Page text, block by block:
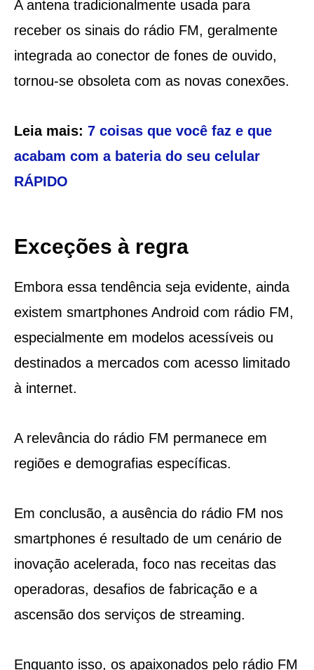
A antena tradicionalmente usada para
receber os sinais do rádio FM, geralmente
integrada ao conector de fones de ouvido,
tornou-se obsoleta com as novas conexões.
Leia mais: 7 coisas que você faz e que
acabam com a bateria do seu celular
RÁPIDO
Exceções à regra
Embora essa tendência seja evidente, ainda
existem smartphones Android com rádio FM,
especialmente em modelos acessíveis ou
destinados a mercados com acesso limitado
à internet.
A relevância do rádio FM permanece em
regiões e demografias específicas.
Em conclusão, a ausência do rádio FM nos
smartphones é resultado de um cenário de
inovação acelerada, foco nas receitas das
operadoras, desafios de fabricação e a
ascensão dos serviços de streaming.
Enquanto isso, os apaixonados pelo rádio FM